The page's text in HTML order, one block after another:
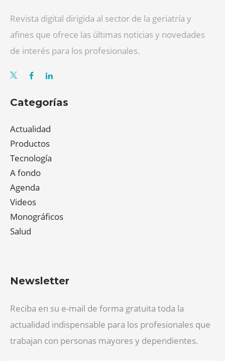
Revista digital dirigida al sector de la geriatría y
afines que ofrece las últimas noticias y novedades
de interés para los profesionales.
Categorías
Actualidad
Productos
Tecnología
A fondo
Agenda
Videos
Monográficos
Salud
Newsletter
Reciba en su e-mail de forma gratuita toda la
actualidad indispensable para los profesionales que
trabajan con personas mayores y dependientes.